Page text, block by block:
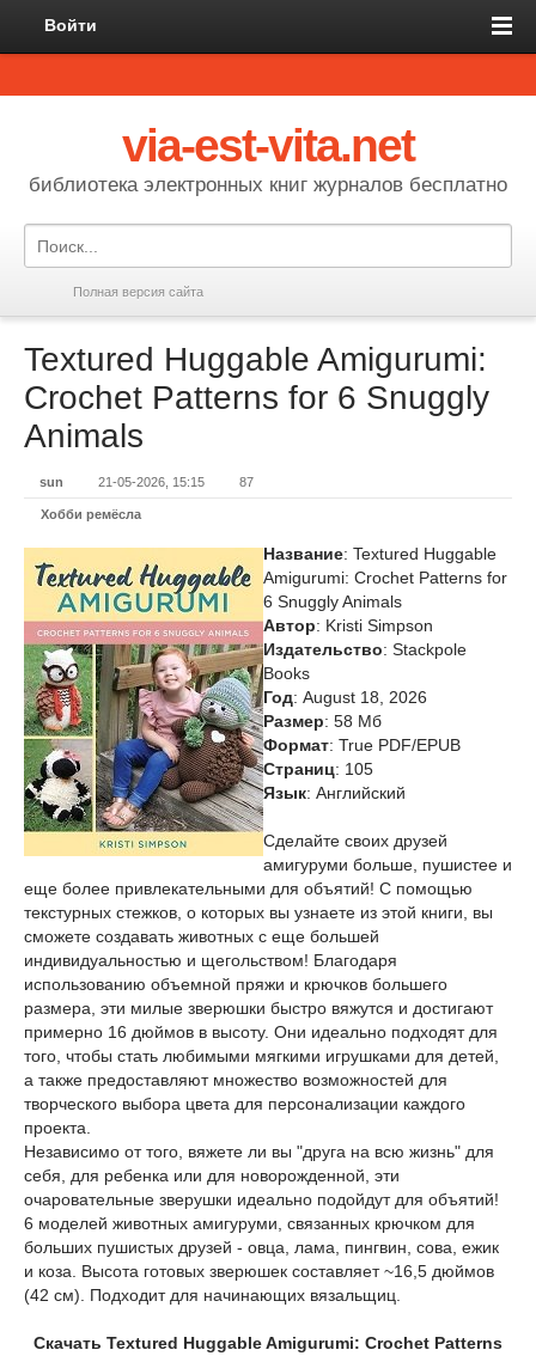
Войти
via-est-vita.net
библиотека электронных книг журналов бесплатно
Полная версия сайта
Textured Huggable Amigurumi:
Crochet Patterns for 6 Snuggly
Animals
sun 21-05-2026, 15:15 87
Хобби ремёсла
Название: Textured Huggable
Amigurumi: Crochet Patterns for
6 Snuggly Animals
Автор: Kristi Simpson
Издательство: Stackpole
Books
Год: August 18, 2026
Размер: 58 Мб
Формат: True PDF/EPUB
Страниц: 105
Язык: Английский
Сделайте своих друзей
амигуруми больше, пушистее и
еще более привлекательными для объятий! С помощью
текстурных стежков, о которых вы узнаете из этой книги, вы
сможете создавать животных с еще большей
индивидуальностью и щегольством! Благодаря
использованию объемной пряжи и крючков большего
размера, эти милые зверюшки быстро вяжутся и достигают
примерно 16 дюймов в высоту. Они идеально подходят для
того, чтобы стать любимыми мягкими игрушками для детей,
а также предоставляют множество возможностей для
творческого выбора цвета для персонализации каждого
проекта.
Независимо от того, вяжете ли вы "друга на всю жизнь" для
себя, для ребенка или для новорожденной, эти
очаровательные зверушки идеально подойдут для объятий!
6 моделей животных амигуруми, связанных крючком для
больших пушистых друзей - овца, лама, пингвин, сова, ежик
и коза. Высота готовых зверюшек составляет ~16,5 дюймов
(42 см). Подходит для начинающих вязальщиц.
Скачать Textured Huggable Amigurumi: Crochet Patterns